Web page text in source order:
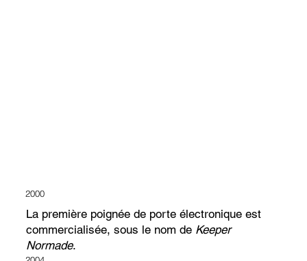
La première poignée de porte électronique est
commercialisée, sous le nom de Keeper
Normade.
2000